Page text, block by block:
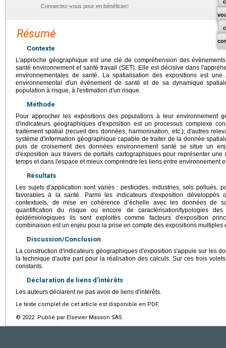
Connectez-vous pour en bénéficier!
Résumé
Contexte
L'approche géographique est une clé de compréhension des
santé environnement et santé travail (SET). Elle est décisive dans
environnementales de santé. La spatialisation des expositions est
environnemental d'un évènement de santé et de sa dynamique
population à risque, à l'estimation d'un risque.
Méthode
Pour approcher les expositions des populations à leur environnement
d'indicateurs géographiques d'exposition est un processus complexe
traitement spatial (recueil des données, harmonisation, etc.); d'autres
système d'information géographique capable de traiter de la donnée
puis de croisement des données environnement santé se situe un
d'exposition aux travers de portails cartographiques pour représenter
temps et dans l'espace et mieux comprendre les liens entre environnement
Résultats
Les sujets d'application sont variés : pesticides, industries, sols pollués,
favorables à la santé. Parmi les indicateurs d'exposition développés
contextuels, de mise en cohérence d’échelle avec les données de
quantification du risque ou encore de caractérisation/typologies
épidémiologiques ils sont exploités comme facteurs d'exposition
combinaison est un enjeu pour la prise en compte des expositions multiples
Discussion/Conclusion
La construction d'indicateurs géographiques d'exposition s'appuie sur les
la technique d'autre part pour la réalisation des calculs. Sur ces trois
constants.
Déclaration de liens d'intérêts
Les auteurs déclarent ne pas avoir de liens d'intérêts.
Le texte complet de cet article est disponible en PDF.
© 2022 Publié par Elsevier Masson SAS.